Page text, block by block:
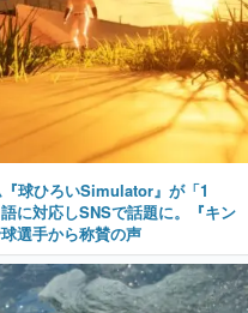
球ひろいSimulator』が「1
に対応しSNSで話題に。『キン
選手から称賛の声